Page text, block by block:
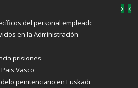
del personal empleado
en la Administración
prisiones
Vasco
penitenciario en Euskadi